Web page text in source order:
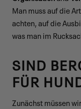
Man muss auf die
achten, auf die
was man im
SIND
FÜR
Zunächst müssen